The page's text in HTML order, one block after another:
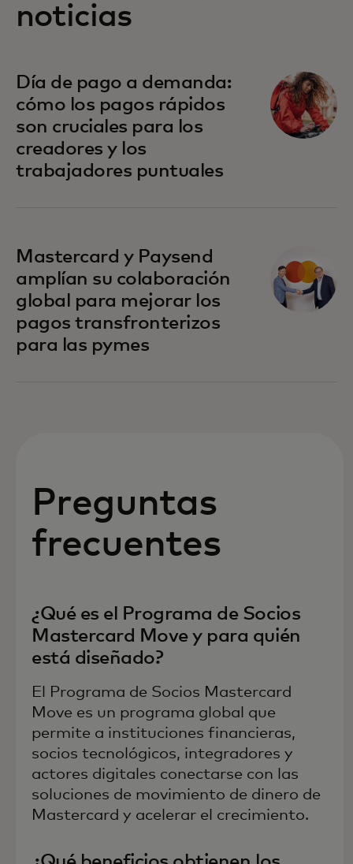
noticias
Día de pago a demanda:
cómo los pagos rápidos
son cruciales para los
creadores y los
trabajadores puntuales
Mastercard y Paysend
amplían su colaboración
global para mejorar los
pagos transfronterizos
para las pymes
Preguntas
frecuentes
¿Qué es el Programa de Socios
Mastercard Move y para quién
está diseñado?
El Programa de Socios Mastercard
Move es un programa global que
permite a instituciones financieras,
socios tecnológicos, integradores y
actores digitales conectarse con las
soluciones de movimiento de dinero de
Mastercard y acelerar el crecimiento.